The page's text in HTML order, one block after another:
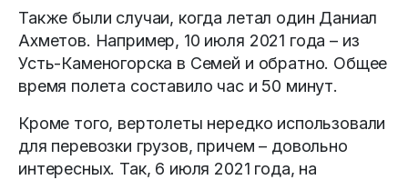
Также были случаи, когда летал один Даниал
Ахметов. Например, 10 июля 2021 года – из
Усть-Каменогорска в Семей и обратно. Общее
время полета составило час и 50 минут.
Кроме того, вертолеты нередко использовали
для перевозки грузов, причем – довольно
интересных. Так, 6 июля 2021 года, на